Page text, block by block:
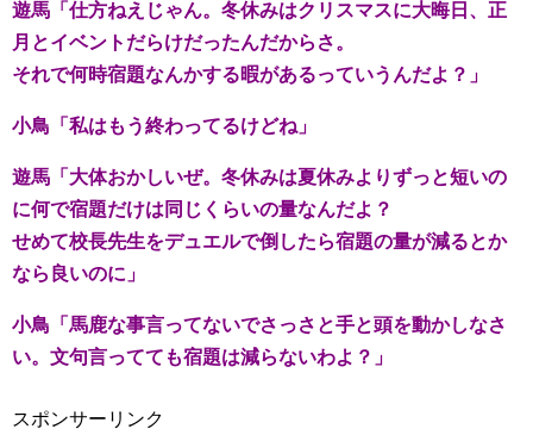
遊馬「仕方ねえじゃん。冬休みはクリスマスに大晦日、正
月とイベントだらけだったんだからさ。
それで何時宿題なんかする暇があるっていうんだよ？」
小鳥「私はもう終わってるけどね」
遊馬「大体おかしいぜ。冬休みは夏休みよりずっと短いの
に何で宿題だけは同じくらいの量なんだよ？
せめて校長先生をデュエルで倒したら宿題の量が減るとか
なら良いのに」
小鳥「馬鹿な事言ってないでさっさと手と頭を動かしなさ
い。文句言ってても宿題は減らないわよ？」
スポンサーリンク